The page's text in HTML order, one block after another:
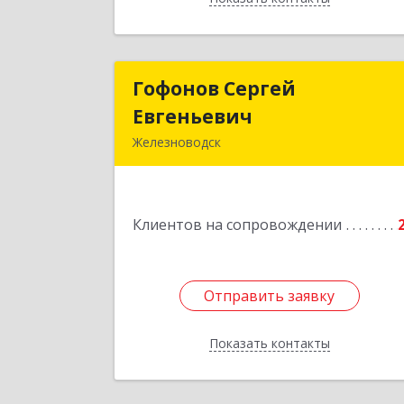
Гофонов Сергей
Евгеньевич
Железноводск
Клиентов на сопровождении
Отправить заявку
Показать контакты
Гофонов Сергей
Отправить заявку
Назад